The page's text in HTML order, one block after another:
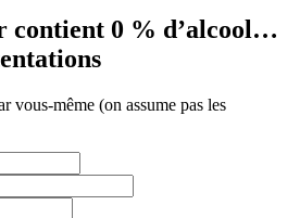
contient 0 % d’alcool…
vous-même (on assume pas les